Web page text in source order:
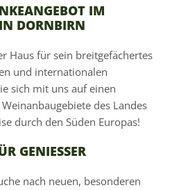
IM
DORNBIRN
Haus für sein breitgefächertes
und internationalen
sich mit uns auf einen
des Landes
durch den Süden Europas!
GENIESSER
nach neuen, besonderen